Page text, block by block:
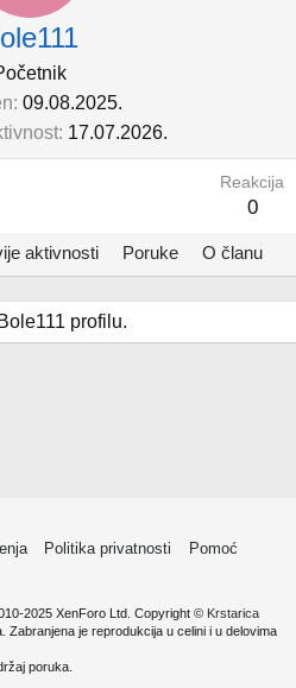
09.08.2025.
17.07.2026.
Reakcija
0
aktivnosti Poruke O članu
profilu.
Politika privatnosti
Pomoć
2025 XenForo Ltd. Copyright © Krstarica
Zabranjena je reprodukcija u celini i u delovima
poruka.